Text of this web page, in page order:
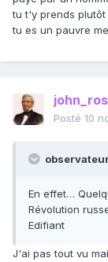
tu t'y prends
tu es un pauvre
Posté 10
En effet…
Révolution
Edifiant
J'ai pas tout vu